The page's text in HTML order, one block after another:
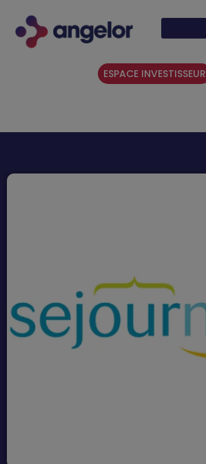
ESPACE INVESTISSEUR